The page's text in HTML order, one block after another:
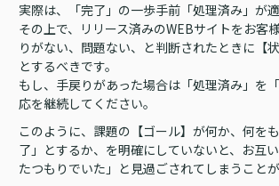
実際は、「完了」の一歩手前「処理済み」が適
その上で、リリース済みのWEBサイトをお客
りがない、問題ない、と判断されたときに【
とするべきです。
もし、手戻りがあった場合は「処理済み」を
応を継続してください。
このように、課題の【ゴール】が何か、何を
了」とするか、を明確にしていないと、お互
たつもりでいた」と見過ごされてしまうことが